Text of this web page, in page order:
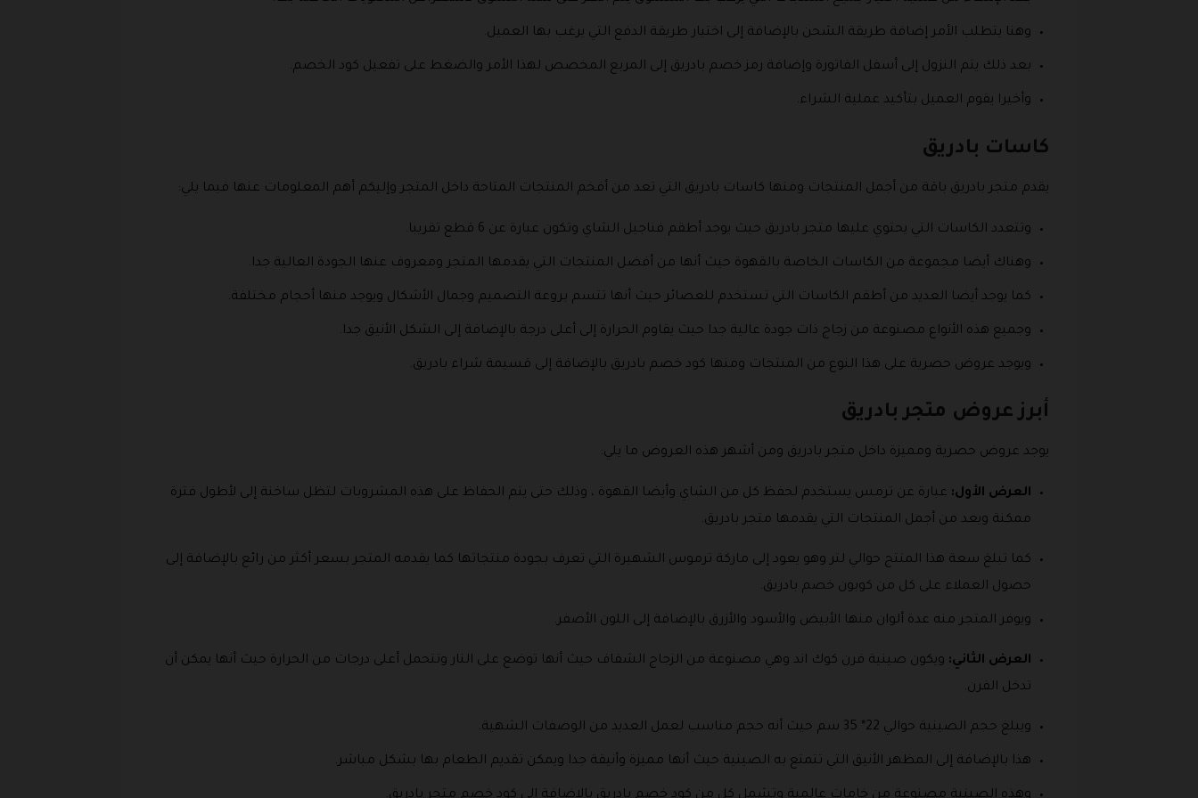
وهنا يتطلب الأمر إضافة طريقة الشحن بالإضافة إلى اختيار طريقة الدفع التي يرغب بها العميل.
بعد ذلك يتم النزول إلى أسفل الفاتورة وإضافة رمز خصم بادريق إلى المربع المخصص لهذا الأمر والضغط على تفعيل كود الخصم.
وأخيرا يقوم العميل بتأكيد عملية الشراء.
كاسات بادريق
يقدم متجر بادريق باقة من أجمل المنتجات ومنها كاسات بادريق التي تعد من أفخم المنتجات المتاحة داخل المتجر وإليكم أهم المعلومات عنها فيما يلي:
وتتعدد الكاسات التي يحتوي عليها متجر بادريق حيث يوجد أطقم فناجيل الشاي وتكون عبارة عن 6 قطع تقريبا.
وهناك أيضا مجموعة من الكاسات الخاصة بالقهوة حيث أنها من أفضل المنتجات التي يقدمها المتجر ومعروف عنها الجودة العالية جدا.
كما يوجد أيضا العديد من أطقم الكاسات التي تستخدم للعصائر حيث أنها تتسم بروعة التصميم وجمال الأشكال ويوجد منها أحجام مختلفة.
وجميع هذه الأنواع مصنوعة من زجاج ذات جودة عالية جدا حيث يقاوم الحرارة إلى أعلى درجة بالإضافة إلى الشكل الأنيق جدا.
ويوجد عروض حصرية على هذا النوع من المنتجات ومنها كود خصم بادريق بالإضافة إلى قسيمة شراء بادريق.
أبرز عروض متجر بادريق
يوجد عروض حصرية ومميزة داخل متجر بادريق ومن أشهر هذه العروض ما يلي:
العرض الأول: عبارة عن ترمس يستخدم لحفظ كل من الشاي وأيضا القهوة ، وذلك حتى يتم الحفاظ على هذه المشروبات لتظل ساخنة إلى لأطول فترة
ممكنة ويعد من أجمل المنتجات التي يقدمها متجر بادريق.
كما تبلغ سعة هذا المنتج حوالي لتر وهو يعود إلى ماركة ترموس الشهيرة التي تعرف بجودة منتجاتها كما يقدمه المتجر بسعر أكثر من رائع بالإضافة إلى
حصول العملاء على كل من كوبون خصم بادريق.
ويوفر المتجر منه عدة ألوان منها الأبيض والأسود والأزرق بالإضافة إلى اللون الأصفر.
العرض الثاني: ويكون صينية فرن كوك اند وهي مصنوعة من الزجاج الشفاف حيث أنها توضع على النار وتتحمل أعلى درجات من الحرارة حيث أنها يمكن أن
تدخل الفرن.
ويبلغ حجم الصينية حوالي 22* 35 سم حيث أنه حجم مناسب لعمل العديد من الوصفات الشهية.
هذا بالإضافة إلى المظهر الأنيق التي تتمتع به الصينية حيث أنها مميزة وأنيقة جدا ويمكن تقديم الطعام بها بشكل مباشر.